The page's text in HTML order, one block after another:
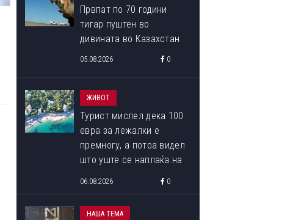
Првпат по 70 години
тигар пуштен во
дивината во Казахстан
05.08.2026 0
ЖИВОТ
Турист мислел дека 100
евра за лежалки е
премногу, а потоа видел
што уште се наплаќа на
06.08.2026 0
НАША ТЕМА